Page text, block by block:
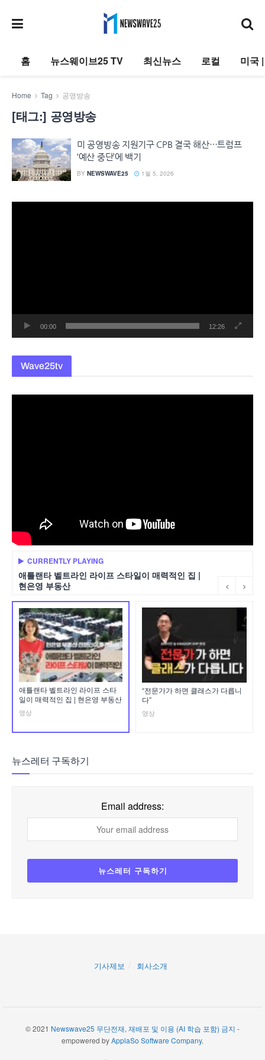
홈 뉴스웨이브25 TV 최신뉴스 로컬 미국
Home Tag 공영방송
[태그:] 공영방송
미 공영방송 지원기구 CPB 결국 해산…트럼프
‘예산 중단’에 백기
BY NEWSWAVE25 1월 5, 2026
00:00 12:26
Wave25tv
CURRENTLY PLAYING
애틀랜타 벨트라인 라이프 스타일이 매력적인 집 |
현은영 부동산
애틀랜타 벨트라인 라이프 스타
일이 매력적인 집 | 현은영 부동산
영상
“전문가가 하면 클래스가 다릅니
다”
영상
뉴스레터 구독하기
Email address:
기사제보 회사소개
© 2021 Newswave25 무단전재, 재배포 및 이용 (AI 학습 포함) 금지 -
empowered byApplaSo Software Company.